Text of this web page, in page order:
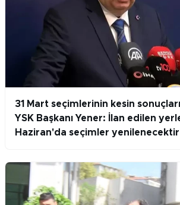
31 Mart seçimlerinin kesin sonuçları
YSK Başkanı Yener: İlan edilen
Haziran'da seçimler yenilenecektir